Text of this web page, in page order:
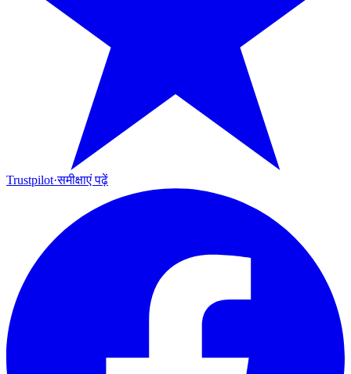
Trustpilot·समीक्षाएं पढ़ें